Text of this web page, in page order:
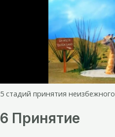
5 стадий принятия неизбежного
6 Принятие